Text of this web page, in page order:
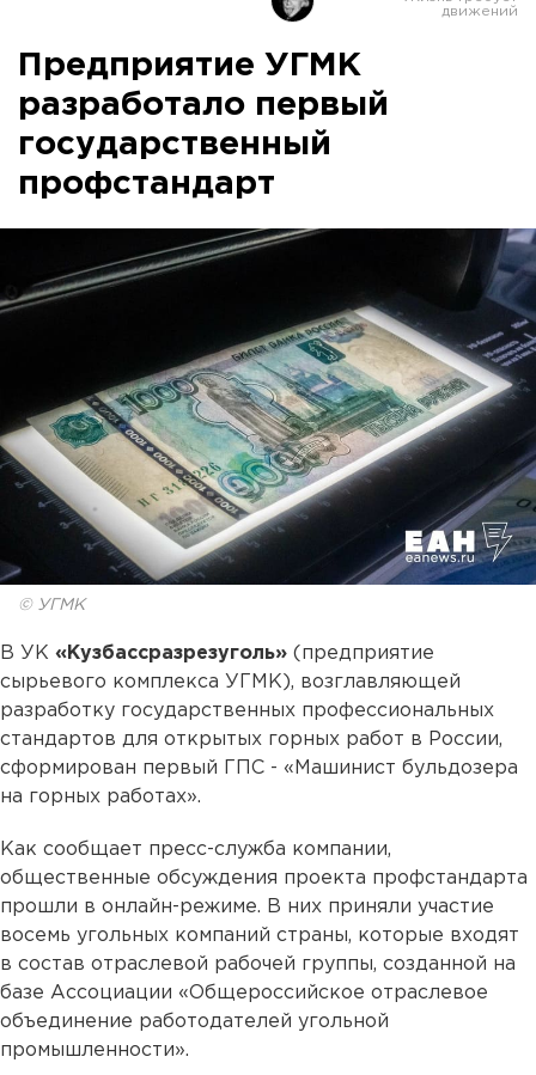
Предприятие УГМК
разработало первый
государственный
профстандарт
© УГМК
В УК «Кузбассразрезуголь» (предприятие
сырьевого комплекса УГМК), возглавляющей
разработку государственных профессиональных
стандартов для открытых горных работ в России,
сформирован первый ГПС - «Машинист бульдозера
на горных работах».
Как сообщает пресс-служба компании,
общественные обсуждения проекта профстандарта
прошли в онлайн-режиме. В них приняли участие
восемь угольных компаний страны, которые входят
в состав отраслевой рабочей группы, созданной на
базе Ассоциации «Общероссийское отраслевое
объединение работодателей угольной
промышленности».